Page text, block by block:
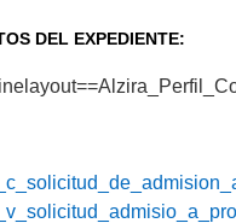
DEL EXPEDIENTE: